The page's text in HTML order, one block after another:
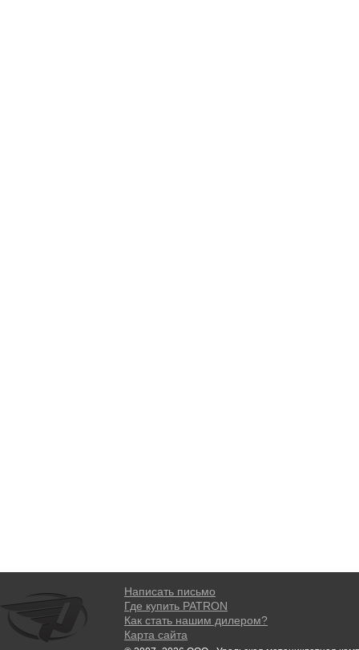
Написать письмо
Где купить PATRON
Как стать нашим дилером?
Карта сайта